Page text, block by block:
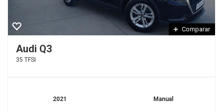
Comparar
Audi Q3
35 TFSI
2021 Manual